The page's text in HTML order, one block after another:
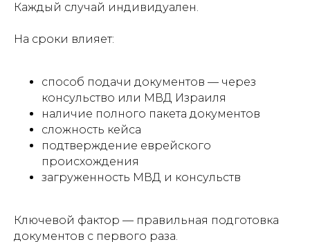
Каждый случай индивидуален.
На сроки влияет:
способ подачи документов — через
консульство или МВД Израиля
наличие полного пакета документов
сложность кейса
подтверждение еврейского
происхождения
загруженность МВД и консульств
Ключевой фактор — правильная подготовка
документов с первого раза.